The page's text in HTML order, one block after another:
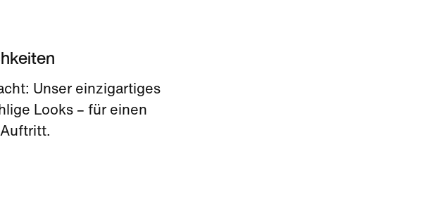
Unser einzigartiges
Looks – für einen